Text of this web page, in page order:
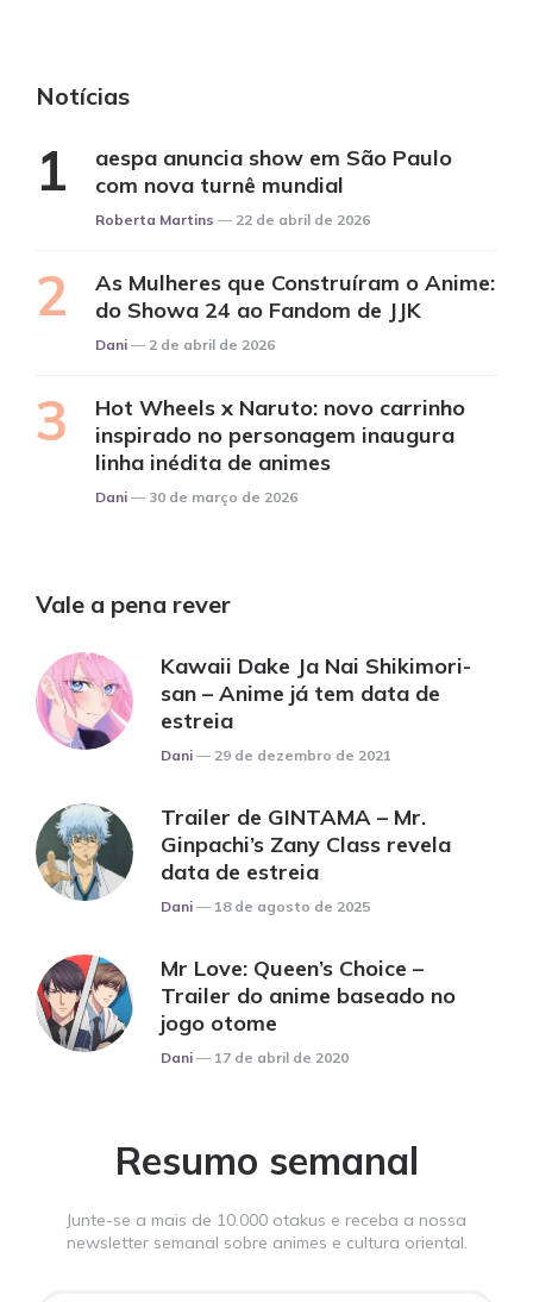
Notícias
aespa anuncia show em São Paulo
com nova turnê mundial
Posted
Roberta Martins 22 de abril de 2026
As Mulheres que Construíram o Anime:
do Showa 24 ao Fandom de JJK
Posted
Dani 2 de abril de 2026
Hot Wheels x Naruto: novo carrinho
inspirado no personagem inaugura
linha inédita de animes
Posted
Dani 30 de março de 2026
Vale a pena rever
Kawaii Dake Ja Nai Shikimori-
san – Anime já tem data de
estreia
Posted
Dani 29 de dezembro de 2021
Trailer de GINTAMA – Mr.
Ginpachi’s Zany Class revela
data de estreia
Posted
Dani 18 de agosto de 2025
Mr Love: Queen’s Choice –
Trailer do anime baseado no
jogo otome
Posted
Dani 17 de abril de 2020
Resumo semanal
Junte-se a mais de 10.000 otakus e receba a nossa
newsletter semanal sobre animes e cultura oriental.